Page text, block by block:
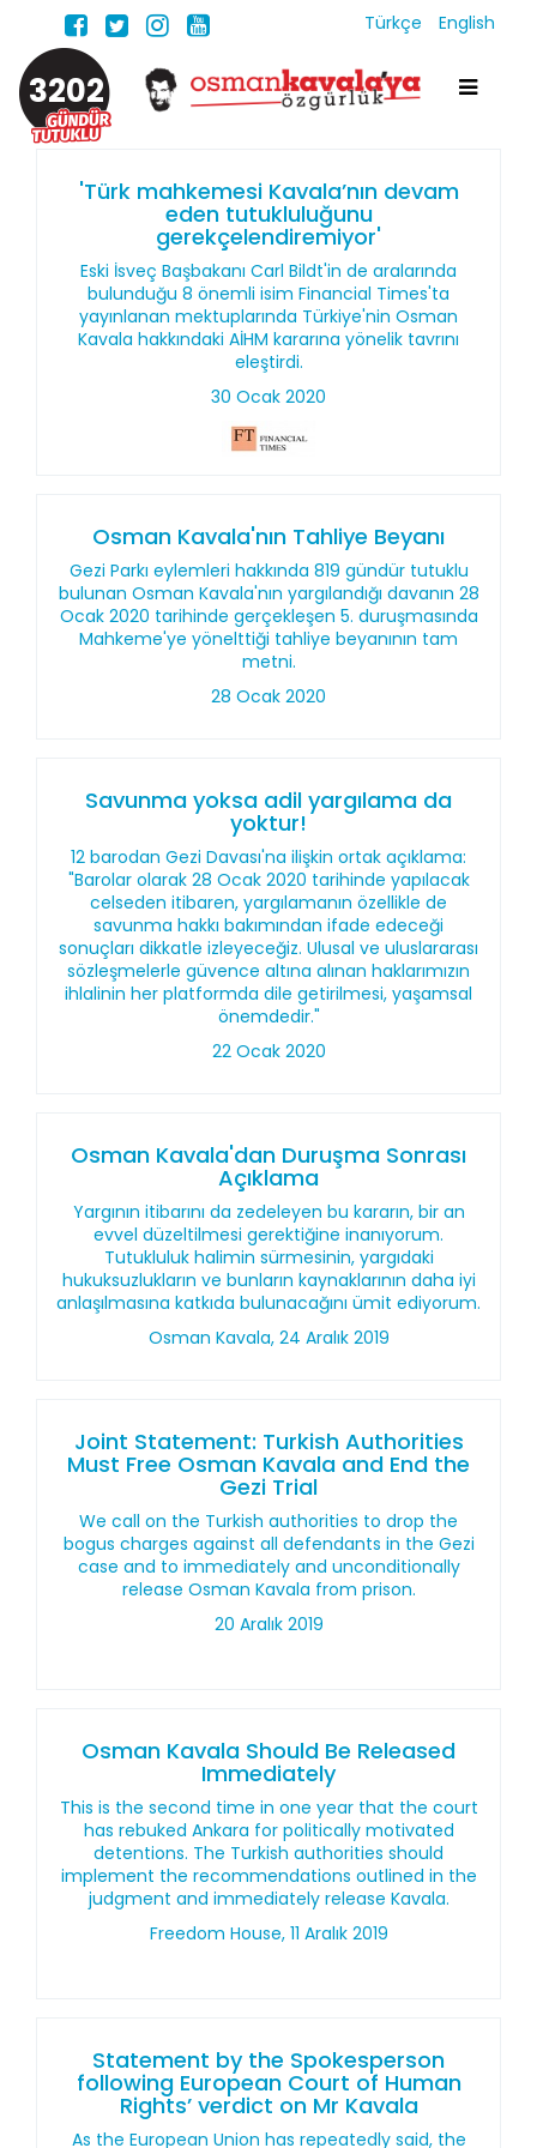
Türkçe English
3202
'Türk mahkemesi Kavala’nın devam
eden tutukluluğunu
gerekçelendiremiyor'
Eski İsveç Başbakanı Carl Bildt'in de aralarında
bulunduğu 8 önemli isim Financial Times'ta
yayınlanan mektuplarında Türkiye'nin Osman
Kavala hakkındaki AİHM kararına yönelik tavrını
eleştirdi.
30 Ocak 2020
Osman Kavala'nın Tahliye Beyanı
Gezi Parkı eylemleri hakkında 819 gündür tutuklu
bulunan Osman Kavala'nın yargılandığı davanın 28
Ocak 2020 tarihinde gerçekleşen 5. duruşmasında
Mahkeme'ye yönelttiği tahliye beyanının tam
metni.
28 Ocak 2020
Savunma yoksa adil yargılama da
yoktur!
12 barodan Gezi Davası'na ilişkin ortak açıklama:
"Barolar olarak 28 Ocak 2020 tarihinde yapılacak
celseden itibaren, yargılamanın özellikle de
savunma hakkı bakımından ifade edeceği
sonuçları dikkatle izleyeceğiz. Ulusal ve uluslararası
sözleşmelerle güvence altına alınan haklarımızın
ihlalinin her platformda dile getirilmesi, yaşamsal
önemdedir."
22 Ocak 2020
Osman Kavala'dan Duruşma Sonrası
Açıklama
Yargının itibarını da zedeleyen bu kararın, bir an
evvel düzeltilmesi gerektiğine inanıyorum.
Tutukluluk halimin sürmesinin, yargıdaki
hukuksuzlukların ve bunların kaynaklarının daha iyi
anlaşılmasına katkıda bulunacağını ümit ediyorum.
Osman Kavala, 24 Aralık 2019
Joint Statement: Turkish Authorities
Must Free Osman Kavala and End the
Gezi Trial
We call on the Turkish authorities to drop the
bogus charges against all defendants in the Gezi
case and to immediately and unconditionally
release Osman Kavala from prison.
20 Aralık 2019
Osman Kavala Should Be Released
Immediately
This is the second time in one year that the court
has rebuked Ankara for politically motivated
detentions. The Turkish authorities should
implement the recommendations outlined in the
judgment and immediately release Kavala.
Freedom House, 11 Aralık 2019
Statement by the Spokesperson
following European Court of Human
Rights’ verdict on Mr Kavala
As the European Union has repeatedly said, the